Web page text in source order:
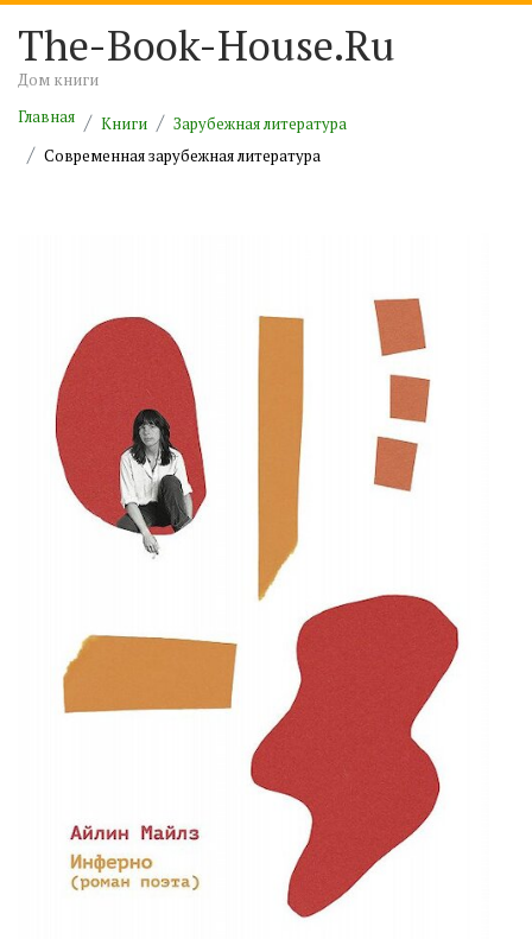
The-Book-House.Ru
Дом книги
Главная
Книги
Зарубежная литература
Современная зарубежная литература